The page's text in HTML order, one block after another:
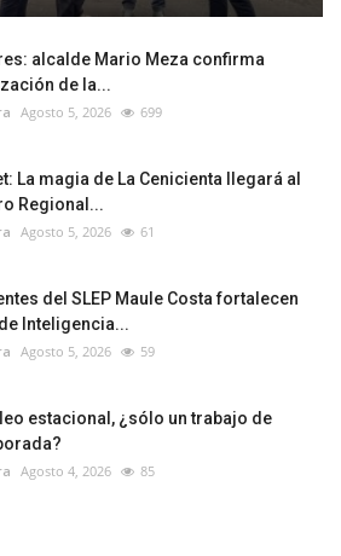
alcalde Mario Meza confirma
de la...
Agosto 5, 2026 699
La magia de La Cenicienta llegará al
Regional...
Agosto 5, 2026 61
del SLEP Maule Costa fortalecen
Inteligencia...
Agosto 5, 2026 59
estacional, ¿sólo un trabajo de
Agosto 4, 2026 85